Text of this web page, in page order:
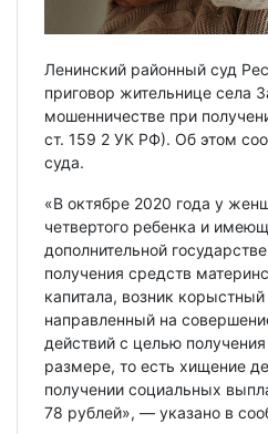
Ленинский районный суд
приговор жительнице села
мошенничестве при
ст. 159 2 УК РФ). Об этом
суда.
«В октябре 2020 года у
четвертого ребенка и
дополнительной
получения средств
капитала, возник
направленный на
действий с целью
размере, то есть хищение
получении социальных
78 рублей», — указано в